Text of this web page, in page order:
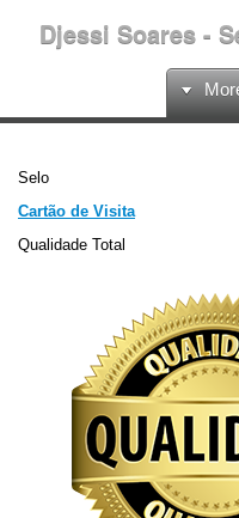
Djessi Soares -
Selo
Cartão de Visita
Qualidade Total